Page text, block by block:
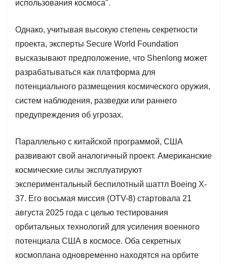
использования космоса".
Однако, учитывая высокую степень секретности
проекта, эксперты Secure World Foundation
высказывают предположение, что Shenlong может
разрабатываться как платформа для
потенциального размещения космического оружия,
систем наблюдения, разведки или раннего
предупреждения об угрозах.
Параллельно с китайской программой, США
развивают свой аналогичный проект. Американские
космические силы эксплуатируют
экспериментальный беспилотный шаттл Boeing X-
37. Его восьмая миссия (OTV-8) стартовала 21
августа 2025 года с целью тестирования
орбитальных технологий для усиления военного
потенциала США в космосе. Оба секретных
космоплана одновременно находятся на орбите